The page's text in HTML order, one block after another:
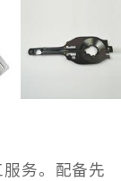
务。配备先